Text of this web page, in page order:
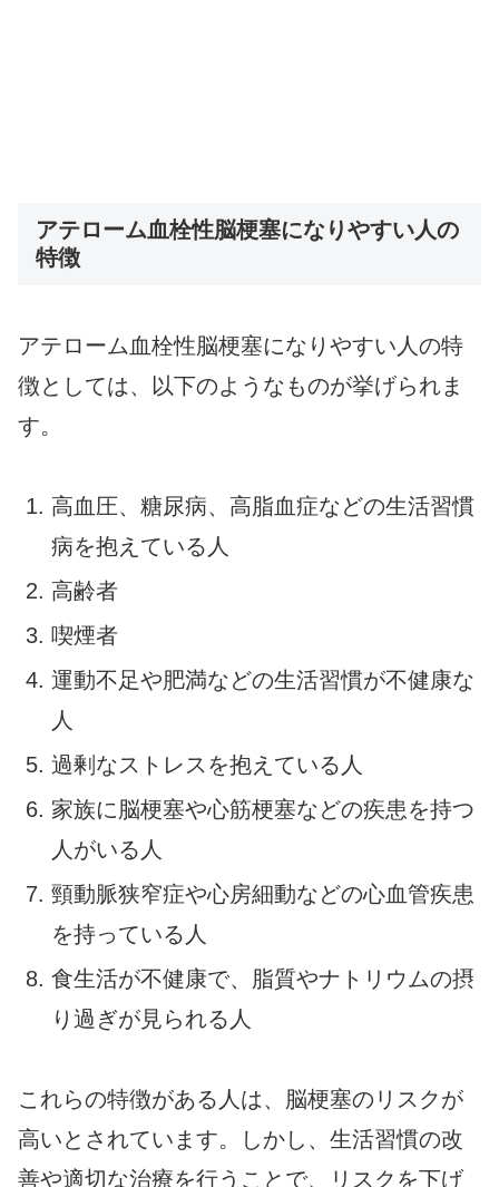
アテローム血栓性脳梗塞になりやすい人の
特徴
アテローム血栓性脳梗塞になりやすい人の特
徴としては、以下のようなものが挙げられま
す。
高血圧、糖尿病、高脂血症などの生活習慣
病を抱えている人
高齢者
喫煙者
運動不足や肥満などの生活習慣が不健康な
人
過剰なストレスを抱えている人
家族に脳梗塞や心筋梗塞などの疾患を持つ
人がいる人
頸動脈狭窄症や心房細動などの心血管疾患
を持っている人
食生活が不健康で、脂質やナトリウムの摂
り過ぎが見られる人
これらの特徴がある人は、脳梗塞のリスクが
高いとされています。しかし、生活習慣の改
善や適切な治療を行うことで、リスクを下げ